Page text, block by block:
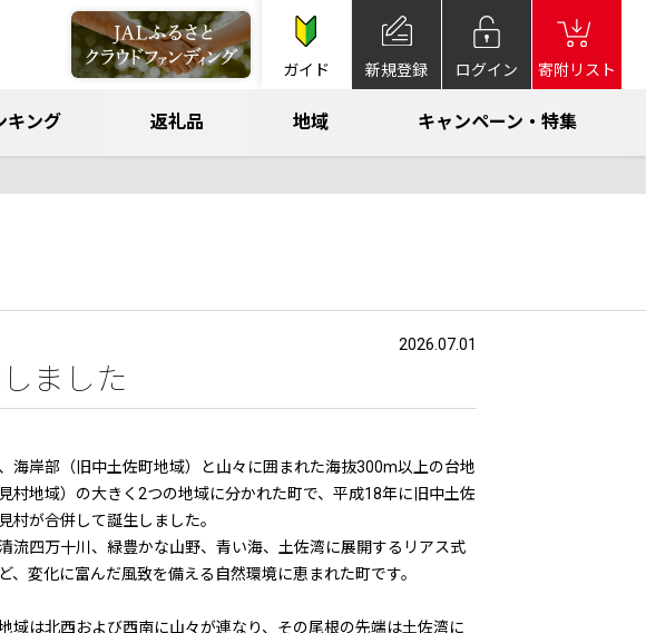
ガイド 新規登録 ログイン 寄附リスト
キング 返礼品 地域 キャンペーン・特集
2026.07.01
ました
海岸部（旧中土佐町地域）と山々に囲まれた海抜300m以上の台地
村地域）の大きく2つの地域に分かれた町で、平成18年に旧中土佐
村が合併して誕生しました。
流四万十川、緑豊かな山野、青い海、土佐湾に展開するリアス式
、変化に富んだ風致を備える自然環境に恵まれた町です。
域は北西および西南に山々が連なり、その尾根の先端は土佐湾に